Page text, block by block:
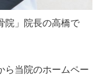
院」院長の高橋で
ら当院のホームペー